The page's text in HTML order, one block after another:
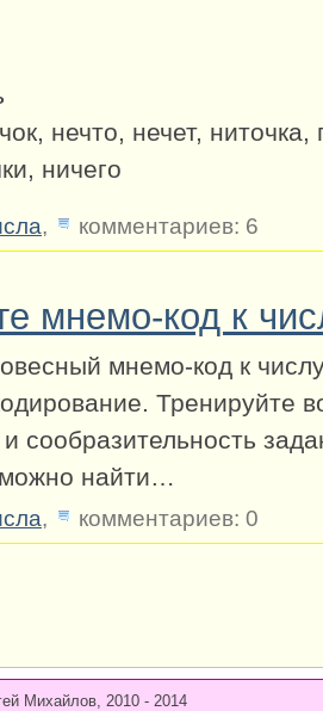
нечто, нечет, ниточка,
ничего
, комментариев: 6
мнемо-код к
мнемо-код к
Тренируйте
сообразительность
найти…
, комментариев: 0
Михайлов, 2010 - 2014